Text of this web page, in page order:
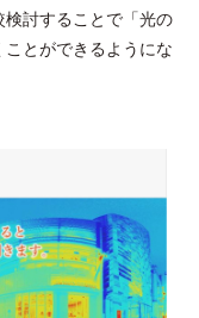
討することで「光の
とができるようにな